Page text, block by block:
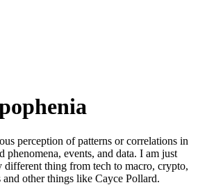
perception of patterns or correlations in
phenomena, events, and data. I am just
different thing from tech to macro, crypto,
other things like Cayce Pollard.